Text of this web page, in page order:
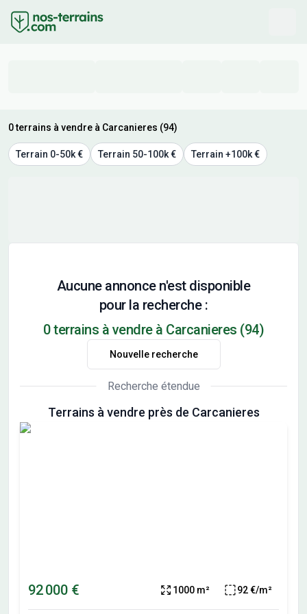
0 terrains à vendre à Carcanieres (94)
Terrain 0-50k € Terrain 50-100k € Terrain +100k €
Aucune annonce n'est disponible
pour la recherche :
0 terrains à vendre à Carcanieres (94)
Nouvelle recherche
Recherche étendue
Terrains à vendre près de Carcanieres
92 000 € 1000 m² 92 €/m²